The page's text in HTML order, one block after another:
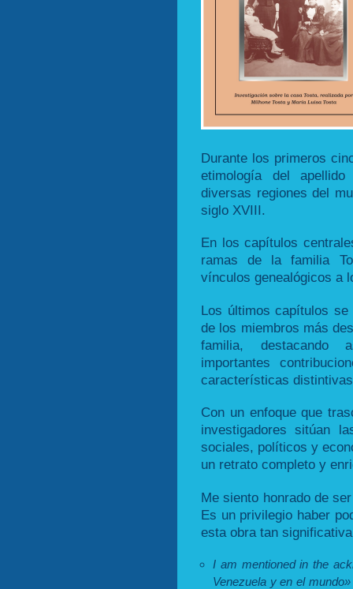
Durante los primeros
etimología del
diversas regiones del
siglo XVIII.
En los capítulos
ramas de la familia
vínculos genealógicos a
Los últimos capítulos
de los miembros más
familia, destacando
importantes
características
Con un enfoque que
investigadores sitúan
sociales, políticos y
un retrato completo y
Me siento honrado de
Es un privilegio haber
esta obra tan
I am mentioned in the
Venezuela y en el